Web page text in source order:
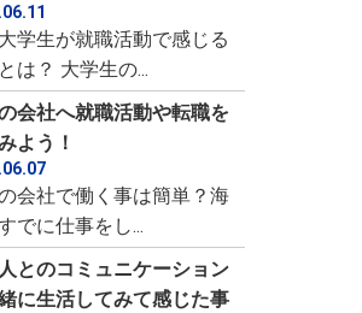
学生が就職活動で感じる
は？ 大学生の...
会社へ就職活動や転職を
よう！
会社で働く事は簡単？海
でに仕事をし...
とのコミュニケーション
に生活してみて感じた事